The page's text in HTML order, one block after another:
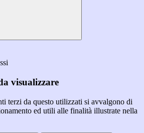
visualizzare
terzi da questo utilizzati si avvalgono di
ed utili alle finalità illustrate nella